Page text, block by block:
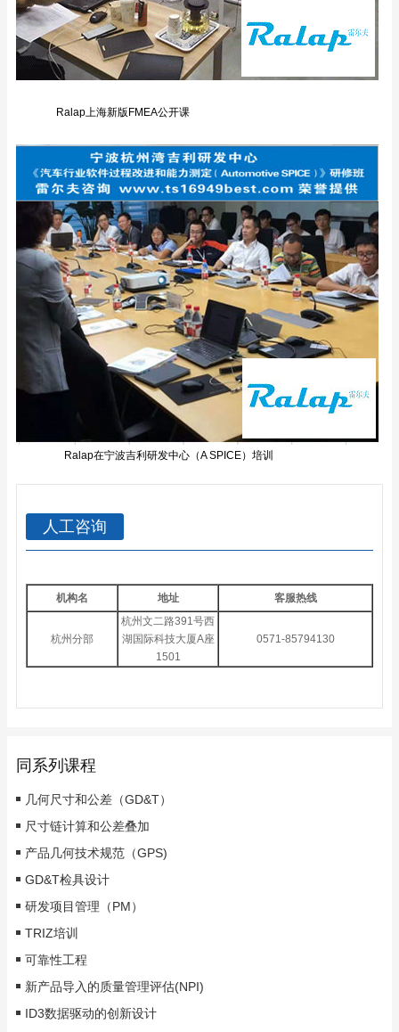
Ralap上海新版FMEA公开课
Ralap在宁波吉利研发中心（A SPICE）培训
人工咨询
机构名 地址 客服热线
杭州分部
杭州文二路391号西
湖国际科技大厦A座
1501
0571-85794130
同系列课程
几何尺寸和公差（GD&T）
尺寸链计算和公差叠加
产品几何技术规范（GPS)
GD&T检具设计
研发项目管理（PM）
TRIZ培训
可靠性工程
新产品导入的质量管理评估(NPI)
ID3数据驱动的创新设计